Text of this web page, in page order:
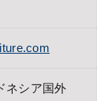
ネシア国外